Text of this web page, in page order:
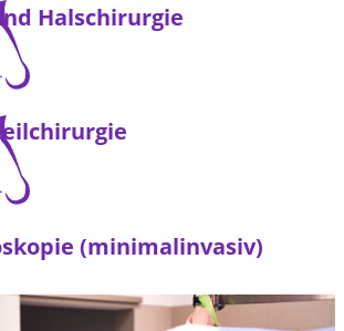
Halschirurgie
(minimalinvasiv)